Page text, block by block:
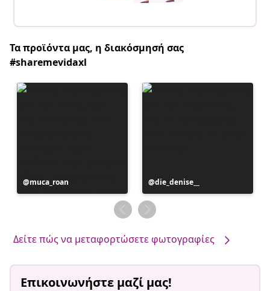
Τα προϊόντα μας, η διακόσμησή σας
#sharemevidaxl
Η
ανάρτηση
muca_roan
Η
ανάρτηση
δημοσιεύθηκε
από
die_denise__
Δείτε πώς να μεταφορτώσετε φωτογραφίες
Επικοινωνήστε μαζί μας!